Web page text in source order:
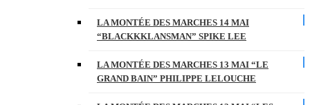
LA MONTÉE DES MARCHES 14 MAI
“BLACKKKLANSMAN” SPIKE LEE
LA MONTÉE DES MARCHES 13 MAI “LE
GRAND BAIN” PHILIPPE LELOUCHE